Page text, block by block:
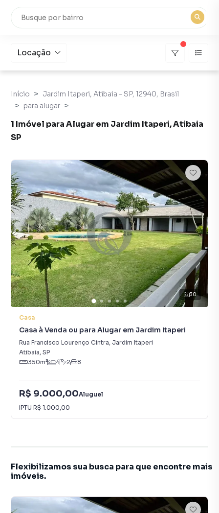
Locação
Início
Jardim Itaperi, Atibaia - SP, 12940, Brasil
para alugar
1 Imóvel para Alugar em Jardim Itaperi, Atibaia
SP
30
Casa
Casa à Venda ou para Alugar em Jardim Itaperi
Rua Francisco Lourenço Cintra, Jardim Itaperi
Atibaia, SP
350m² 4 2 8
R$ 9.000,00Aluguel
IPTU R$ 1.000,00
Flexibilizamos sua busca para que encontre mais
imóveis.